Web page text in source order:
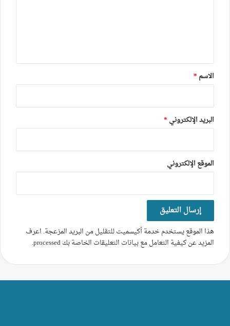
*
الاسم *
البريد الإلكتروني *
الموقع الإلكتروني
هذا الموقع يستخدم خدمة أكيسميت للتقليل من البريد المزعجة. اعرف
المزيد عن كيفية التعامل مع بيانات التعليقات الخاصة بك processed
.